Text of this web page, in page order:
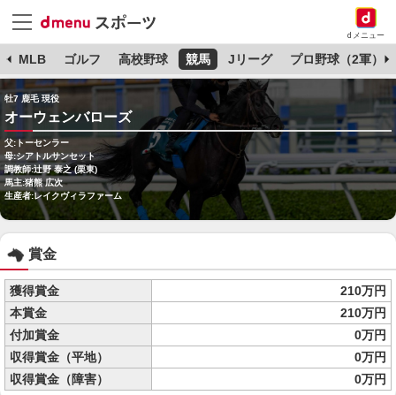
dメニュー
MLB ゴルフ 高校野球 競馬 Jリーグ プロ野球（2軍）
牡7 鹿毛 現役
オーウェンバローズ
父:トーセンラー
母:シアトルサンセット
調教師:辻野 泰之 (栗東)
馬主:猪熊 広次
生産者:レイクヴィラファーム
賞金
獲得賞金
210万円
本賞金
210万円
付加賞金
0万円
収得賞金（平地）
0万円
収得賞金（障害）
0万円